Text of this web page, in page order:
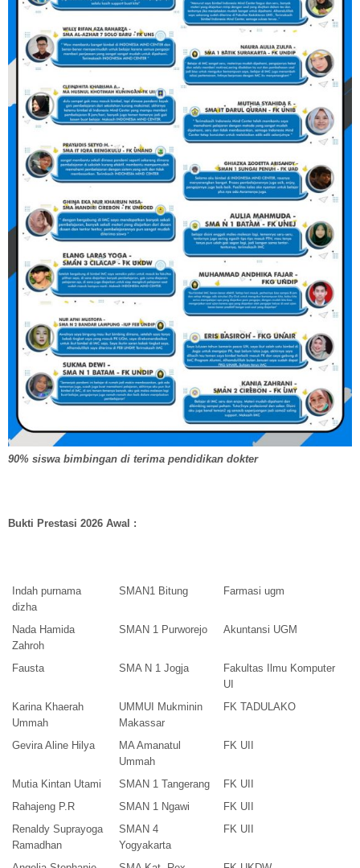
90% siswa bimbingan di terima pendidikan dokter
Bukti Prestasi 2026 Awal :
Indah purnama
dizha
SMAN1 Bitung Farmasi ugm
Nada Hamida
Zahroh
SMAN 1 Purworejo Akuntansi UGM
Fausta SMA N 1 Jogja
Fakultas Ilmu Komputer
UI
Karina Khaerah
Ummah
UMMUI Mukminin
Makassar
FK TADULAKO
Gevira Aline Hilya
MA Amanatul
Ummah
FK UII
Mutia Kintan Utami SMAN 1 Tangerang
FK UII
Rahajeng P.R
SMAN 1 Ngawi
FK UII
Renaldy Suprayoga
Ramadhan
SMAN 4
Yogyakarta
FK UII